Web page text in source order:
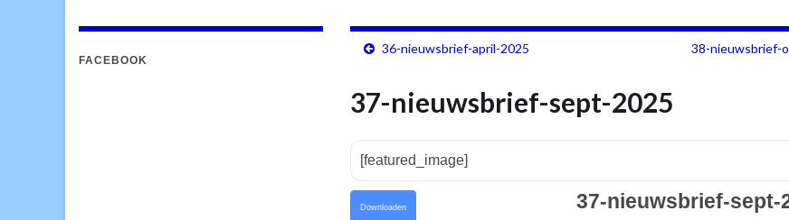
36-nieuwsbrief-april-2025 38-nieuwsbrief-
37-nieuwsbrief-sept-2025
[featured_image]
Downloaden 37-nieuwsbrief-sept-
FACEBOOK